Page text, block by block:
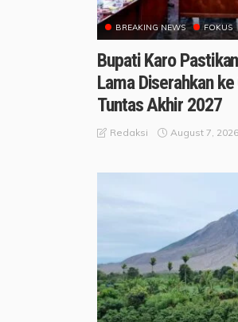
BREAKING NEWS FOKUS
Bupati Karo
Lama Diserahkan ke
Tuntas Akhir 2027
Redaksi August 7, 2026